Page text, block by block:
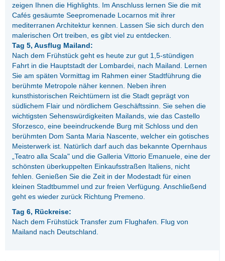
zeigen Ihnen die Highlights. Im Anschluss lernen Sie die mit
Cafés gesäumte Seepromenade Locarnos mit ihrer
mediterranen Architektur kennen. Lassen Sie sich durch den
malerischen Ort treiben, es gibt viel zu entdecken.
Tag 5, Ausflug Mailand:
Nach dem Frühstück geht es heute zur gut 1,5-stündigen
Fahrt in die Hauptstadt der Lombardei, nach Mailand. Lernen
Sie am späten Vormittag im Rahmen einer Stadtführung die
berühmte Metropole näher kennen. Neben ihren
kunsthistorischen Reichtümern ist die Stadt geprägt von
südlichem Flair und nördlichem Geschäftssinn. Sie sehen die
wichtigsten Sehenswürdigkeiten Mailands, wie das Castello
Sforzesco, eine beeindruckende Burg mit Schloss und den
berühmten Dom Santa Maria Nascente, welcher ein gotisches
Meisterwerk ist. Natürlich darf auch das bekannte Opernhaus
„Teatro alla Scala" und die Galleria Vittorio Emanuele, eine der
schönsten überkuppelten Einkaufsstraßen Italiens, nicht
fehlen. Genießen Sie die Zeit in der Modestadt für einen
kleinen Stadtbummel und zur freien Verfügung. Anschließend
geht es wieder zurück Richtung Premeno.
Tag 6, Rückreise:
Nach dem Frühstück Transfer zum Flughafen. Flug von
Mailand nach Deutschland.